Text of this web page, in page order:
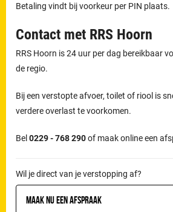
Betaling vindt bij voorkeur per PIN plaats.
Contact met RRS Hoorn
RRS Hoorn is 24 uur per dag bereikbaar
de regio.
Bij een verstopte afvoer, toilet of riool is
verdere overlast te voorkomen.
Bel0229 - 768 290of maak online een
Wil je direct van je verstopping af?
Maak nu een afspraak